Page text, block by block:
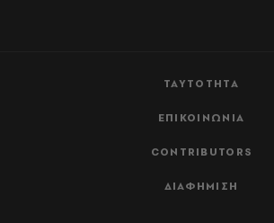
ΤΑΥΤΟΤΗΤΑ
ΕΠΙΚΟΙΝΩΝΙΑ
CONTRIBUTORS
ΔΙΑΦΗΜΙΣΗ